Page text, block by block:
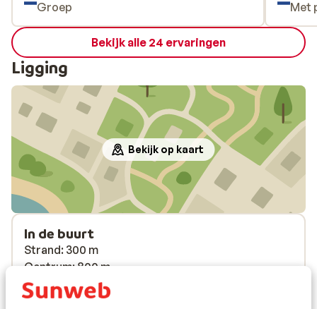
Groep
Met
Bekijk alle 24 ervaringen
Ligging
Bekijk op kaart
In de buurt
Strand: 300 m
Centrum: 800 m
Luchthaven: 56 km
Bushalte: 20 m